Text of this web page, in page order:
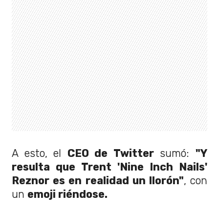
A esto, el CEO de Twittersumó:"Y
resulta que Trent 'Nine Inch Nails'
Reznor es en realidad un llorón", con
un emoji riéndose.